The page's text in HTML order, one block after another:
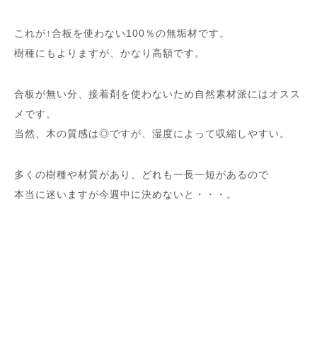
これが↑合板を使わない100％の無垢材です。
樹種にもよりますが、かなり高額です。
合板が無い分、接着剤を使わないため自然素材派にはオスス
メです。
当然、木の質感は◎ですが、湿度によって収縮しやすい。
多くの樹種や材質があり、どれも一長一短があるので
本当に迷いますが今週中に決めないと・・・。